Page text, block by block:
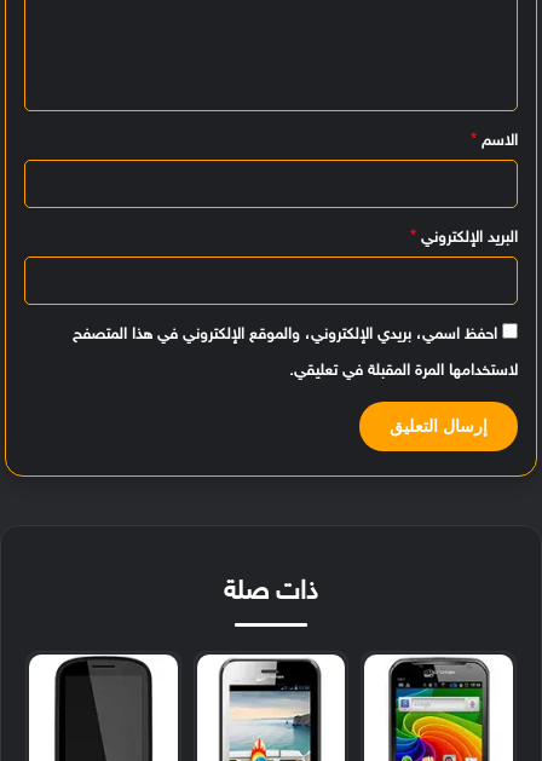
ي
ق
الاسم *
البريد الإلكتروني *
احفظ اسمي، بريدي الإلكتروني، والموقع الإلكتروني في هذا المتصفح
لاستخدامها المرة المقبلة في تعليقي.
ذات صلة